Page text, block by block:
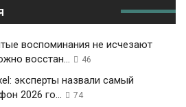
воспоминания не исчезают
восстан...
46
эксперты назвали самый
2026 го...
74